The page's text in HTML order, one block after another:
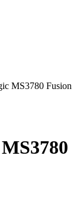
MS3780 Fusion